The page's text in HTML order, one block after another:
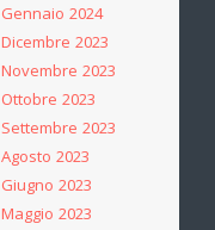
Gennaio 2024
Dicembre 2023
Novembre 2023
Ottobre 2023
Settembre 2023
Agosto 2023
Giugno 2023
Maggio 2023